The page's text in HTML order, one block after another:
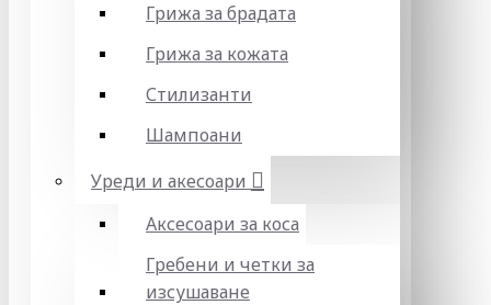
Грижа за брадата
Грижа за кожата
Стилизанти
Шампоани
Уреди и акесоари
Аксесоари за коса
Гребени и четки за
изсушаване